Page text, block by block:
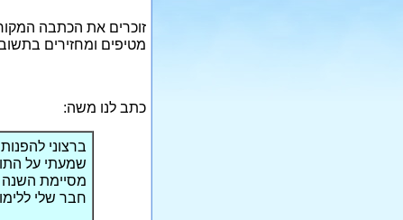
זוכרים את הכתבה
מטיפים ומחזירים
כתב לנו משה:
ברצוני
שמעתי על
מסיימת השנה
חבר שלי